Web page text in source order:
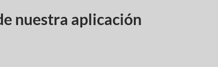
nuestra aplicación